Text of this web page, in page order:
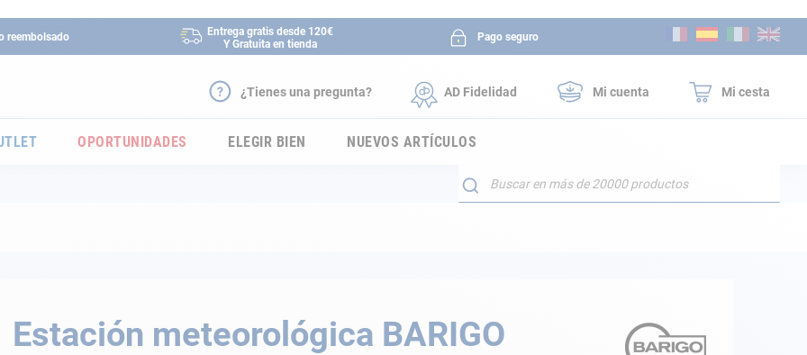
reembolsado
Entrega gratis desde 120€
Y Gratuita en tienda
Pago seguro
¿Tienes una pregunta? AD Fidelidad Mi cuenta Mi cesta
OPORTUNIDADES ELEGIR BIEN NUEVOS ARTÍCULOS
Buscar
Estación meteorológica BARIGO